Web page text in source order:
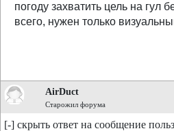
погоду захватить цель на гул
всего, нужен только
AirDuct
Старожил форума
[-] скрыть ответ на сообщение